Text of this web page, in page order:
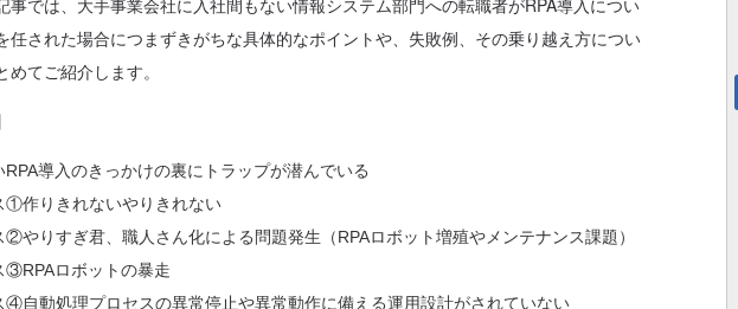
事では、大手事業会社に入社間もない情報システム部門への転職者がRPA導入につい
任された場合につまずきがちな具体的なポイントや、失敗例、その乗り越え方につい
めてご紹介します。
RPA導入のきっかけの裏にトラップが潜んでいる
①作りきれないやりきれない
②やりすぎ君、職人さん化による問題発生（RPAロボット増殖やメンテナンス課題）
③RPAロボットの暴走
④自動処理プロセスの異常停止や異常動作に備える運用設計がされていない